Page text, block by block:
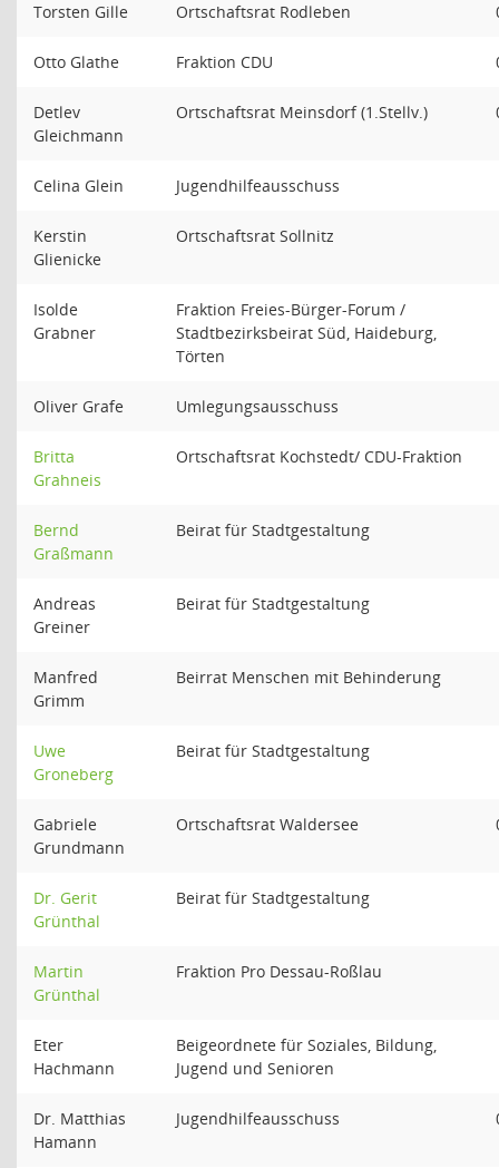
Torsten Gille Ortschaftsrat Rodleben
Otto Glathe Fraktion CDU
Detlev
Gleichmann
Ortschaftsrat Meinsdorf (1.Stellv.)
Celina Glein Jugendhilfeausschuss
Kerstin
Glienicke
Ortschaftsrat Sollnitz
Isolde
Grabner
Fraktion Freies-Bürger-Forum /
Stadtbezirksbeirat Süd, Haideburg,
Törten
Oliver Grafe Umlegungsausschuss
Britta
Grahneis
Ortschaftsrat Kochstedt/ CDU-Fraktion
Bernd
Graßmann
Beirat für Stadtgestaltung
Andreas
Greiner
Beirat für Stadtgestaltung
Manfred
Grimm
Beirrat Menschen mit Behinderung
Uwe
Groneberg
Beirat für Stadtgestaltung
Gabriele
Grundmann
Ortschaftsrat Waldersee
Dr. Gerit
Grünthal
Beirat für Stadtgestaltung
Martin
Grünthal
Fraktion Pro Dessau-Roßlau
Eter
Hachmann
Beigeordnete für Soziales, Bildung,
Jugend und Senioren
Dr. Matthias
Hamann
Jugendhilfeausschuss